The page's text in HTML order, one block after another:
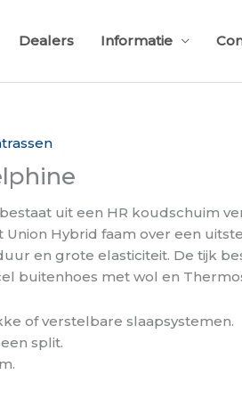
Dealers Informatie
uit een HR koudschuim
Union Hybrid faam over een
en grote elasticiteit. De tijk
buitenhoes met wol en
of verstelbare slaapsystemen.
split.